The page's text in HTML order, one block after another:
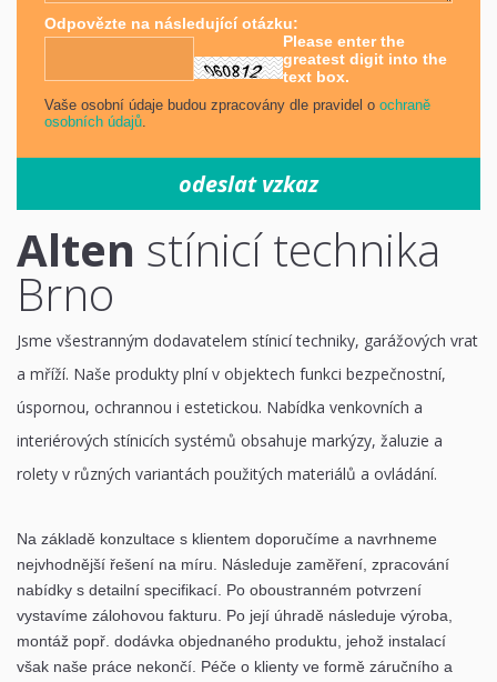
Odpovězte na následující otázku:
Please enter the
greatest digit into the
text box.
Vaše osobní údaje budou zpracovány dle pravidel o ochraně
osobních údajů.
Alten stínicí technika
Brno
Jsme všestranným dodavatelem stínicí techniky, garážových vrat
a mříží. Naše produkty plní v objektech funkci bezpečnostní,
úspornou, ochrannou i estetickou. Nabídka venkovních a
interiérových stínicích systémů obsahuje markýzy, žaluzie a
rolety v různých variantách použitých materiálů a ovládání.
Na základě konzultace s klientem doporučíme a navrhneme
nejvhodnější řešení na míru. Následuje zaměření, zpracování
nabídky s detailní specifikací. Po oboustranném potvrzení
vystavíme zálohovou fakturu. Po její úhradě následuje výroba,
montáž popř. dodávka objednaného produktu, jehož instalací
však naše práce nekončí. Péče o klienty ve formě záručního a